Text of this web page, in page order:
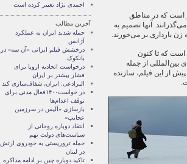
است که در مناطق
آنها تصمیم به
زن بارداری بر می‌خورند.
است که تا کنون
از جمله
از این فیلم، سازنده
احمدی نژاد تغییر کرده است
آخرین مطالب
حمله شدید‌ ایران به عملکرد
آژانس
درخشش فیلم ایرانی «آن سه» در
بانکوک
درخواست اتحادیه اروپا برای
فشار بیشتر بر ایران
البرادعی: ایران، شفاف‌سازی کند
در خواست۱۴۰۰فعال مدنی برای
توقف اعدام‌ها
بازسازی «آليس در سرزمين
عجايب»
انتقاد دوباره روحانی از
سیاست‌های دولت نهم
حمله تروریستی به خودروی ارتش
در لبنان
تاکید دوباره چین بر ادامه مذاکره